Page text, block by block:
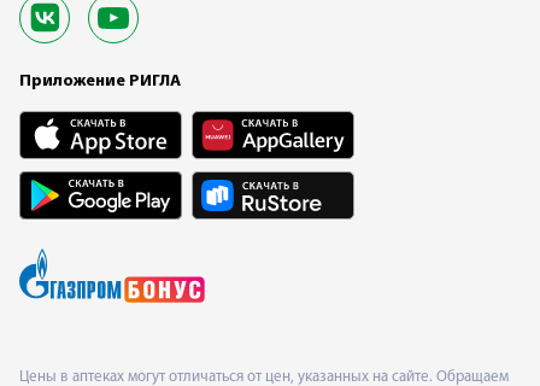
Приложение РИГЛА
Цены в аптеках могут отличаться от цен, указанных на сайте. Обращаем